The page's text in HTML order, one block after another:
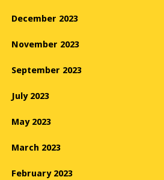
December 2023
November 2023
September 2023
July 2023
May 2023
March 2023
February 2023